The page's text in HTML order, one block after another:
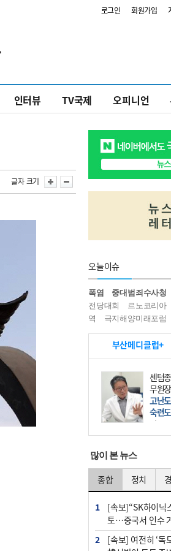
로그인 회원가입
인터뷰 TV국제 오피니언
글자 크기
오늘이슈
폭염 중대범죄수사청
전당대회
르노코리아
역
극지해양미래포럼
부산메디클럽+
센텀
무원장
고난
숙련
간문
우 간
部)’
문맥
많이 본 뉴스
종합 정치
1
[속보]“SK하이닉
토…중국서 인수
2
[속보] 여전히 ‘독